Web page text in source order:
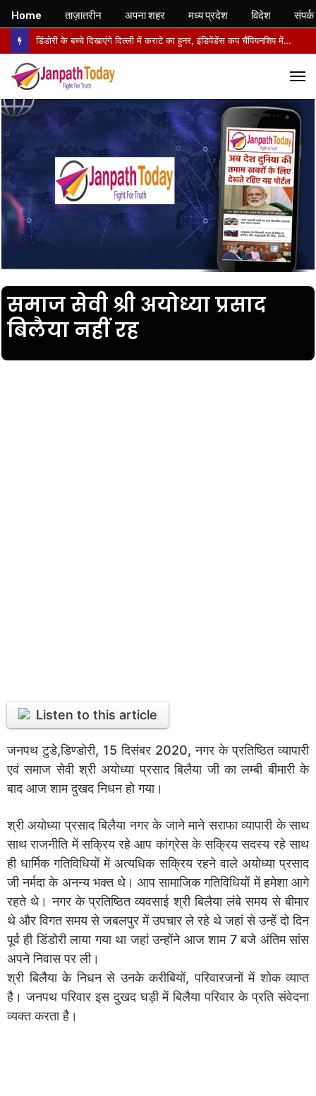
डिंडोरी के बच्चे दिखाएंगे दिल्ली में कराटे का हुनर, इंडिपेंडेंस कप चैंपियनशिप में करेंगे मध्य प्रदेश का प्रतिनिधित्व
समाज सेवी श्री अयोध्या प्रसाद
बिलैया नहीं रह
Listen to this article
जनपथ टुडे,डिण्डोरी, 15 दिसंबर 2020, नगर के प्रतिष्ठित व्यापारी
एवं समाज सेवी श्री अयोध्या प्रसाद बिलैया जी का लम्बी बीमारी के
बाद आज शाम दुखद निधन हो गया।
श्री अयोध्या प्रसाद बिलैया नगर के जाने माने सराफा व्यापारी के साथ
साथ राजनीति में सक्रिय रहे आप कांग्रेस के सक्रिय सदस्य रहे साथ
ही धार्मिक गतिविधियों में अत्यधिक सक्रिय रहने वाले अयोध्या प्रसाद
जी नर्मदा के अनन्य भक्त थे। आप सामाजिक गतिविधियों में हमेशा आगे
रहते थे। नगर के प्रतिष्ठित व्यवसाई श्री बिलैया लंबे समय से बीमार
थे और विगत समय से जबलपुर में उपचार ले रहे थे जहां से उन्हें दो दिन
पूर्व ही डिंडोरी लाया गया था जहां उन्होंने आज शाम 7 बजे अंतिम सांस
अपने निवास पर ली।
श्री बिलैया के निधन से उनके करीबियों, परिवारजनों में शोक व्याप्त
है। जनपथ परिवार इस दुखद घड़ी में बिलैया परिवार के प्रति संवेदना
व्यक्त करता है।
Home ताज़ातरीन अपना शहर मध्य प्रदेश विदेश संपर्क